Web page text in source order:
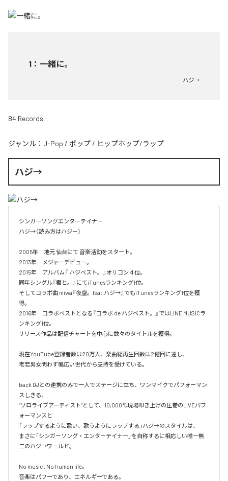
1 ： 一緒に。
ハジ→
84 Records
ジャンル： J-Pop / ポップ / ヒップホップ/ラップ
ハジ→
シンガーソングエンターテイナー
ハジ→（読み方はハジー）
2005年　地元 仙台にて 音楽活動をスタート。
2013年　メジャーデビュー。
2015年　アルバム『 ハジベスト。』オリコン４位。
同年シングル『君と。』にてiTunesランキング1位。
そしてコラボ曲 miwa『夜空。feat.ハジ→』でもiTunesランキング1位を獲
得。
2016年　コラボベストとなる『コラボ de ハジベスト。』ではLINE MUSICラ
ンキング1位。
リリース作品は配信チャートを中心に数々のタイトルを獲得。
現在YouTube登録者数は20万人、楽曲総再生回数は2億回に達し、
老若男女問わず幅広い世代から支持を受けている。
back DJとの連携のみで一人でステージに立ち、ワンマイクでパフォーマン
スしきる、
“ソロライブアーティスト”として、10,000%現場叩き上げの圧巻のLIVEパフ
ォーマンスと
「ラップするように歌い、歌うようにラップする」ハジ→のスタイルは、
まさに「シンガーソング・エンターテイナー」を自称するに相応しい唯一無
二のハジ→ワールド。
No music , No human life。
音楽はパワーであり、エネルギーである。